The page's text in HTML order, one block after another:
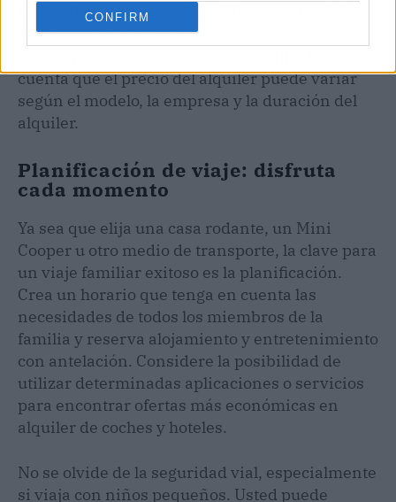
CONFIRM
El alquiler permite probar diferentes modelos
de transporte, evaluar su conveniencia y elegir
cuenta que el precio del alquiler puede variar
según el modelo, la empresa y la duración del
alquiler.
Planificación de viaje: disfruta
cada momento
Ya sea que elija una casa rodante, un Mini
Cooper u otro medio de transporte, la clave para
un viaje familiar exitoso es la planificación.
Crea un horario que tenga en cuenta las
necesidades de todos los miembros de la
familia y reserva alojamiento y entretenimiento
con antelación. Considere la posibilidad de
utilizar determinadas aplicaciones o servicios
para encontrar ofertas más económicas en
alquiler de coches y hoteles.
No se olvide de la seguridad vial, especialmente
si viaja con niños pequeños. Usted puede